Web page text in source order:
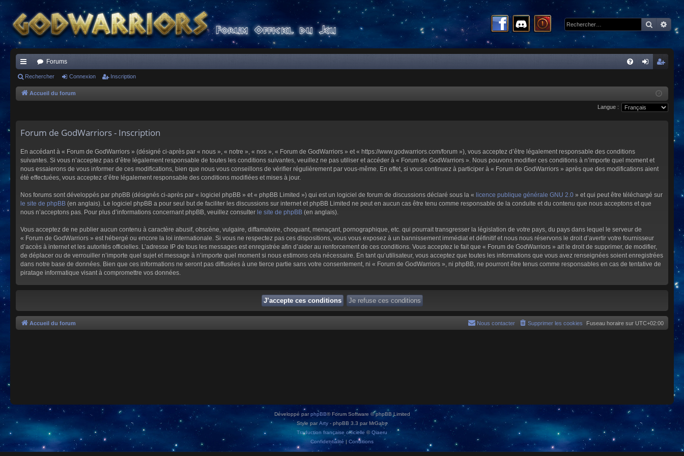
ac
co
s
Forums
xi
cri
pti
Rechercher Connexion Inscription
Accueil du forum
Langue :
Forum de GodWarriors - Inscription
En accédant à « Forum de GodWarriors » (désigné ci-après par « nous », « notre », « nos », « Forum de GodWarriors » et « https://www.godwarriors.com/forum »), vous acceptez d’être légalement responsable des conditions
suivantes. Si vous n’acceptez pas d’être légalement responsable de toutes les conditions suivantes, veuillez ne pas utiliser et accéder à « Forum de GodWarriors ». Nous pouvons modifier ces conditions à n’importe quel moment et
nous essaierons de vous informer de ces modifications, bien que nous vous conseillons de vérifier régulièrement par vous-même. En effet, si vous continuez à participer à « Forum de GodWarriors » après que des modifications aient
été effectuées, vous acceptez d’être légalement responsable des conditions modifiées et mises à jour.
Nos forums sont développés par phpBB (désignés ci-après par « logiciel phpBB » et « phpBB Limited ») qui est un logiciel de forum de discussions déclaré sous la « licence publique générale GNU 2.0 » et qui peut être téléchargé sur
le site de phpBB (en anglais). Le logiciel phpBB a pour seul but de faciliter les discussions sur internet et phpBB Limited ne peut en aucun cas être tenu comme responsable de la conduite et du contenu que nous acceptons et que
nous n’acceptons pas. Pour plus d’informations concernant phpBB, veuillez consulter le site de phpBB (en anglais).
Vous acceptez de ne publier aucun contenu à caractère abusif, obscène, vulgaire, diffamatoire, choquant, menaçant, pornographique, etc. qui pourrait transgresser la législation de votre pays, du pays dans lequel le serveur de
« Forum de GodWarriors » est hébergé ou encore la loi internationale. Si vous ne respectez pas ces dispositions, vous vous exposez à un bannissement immédiat et définitif et nous nous réservons le droit d’avertir votre fournisseur
d’accès à internet et les autorités officielles. L’adresse IP de tous les messages est enregistrée afin d’aider au renforcement de ces conditions. Vous acceptez le fait que « Forum de GodWarriors » ait le droit de supprimer, de modifier,
de déplacer ou de verrouiller n’importe quel sujet et message à n’importe quel moment si nous estimons cela nécessaire. En tant qu’utilisateur, vous acceptez que toutes les informations que vous avez renseignées soient enregistrées
dans notre base de données. Bien que ces informations ne seront pas diffusées à une tierce partie sans votre consentement, ni « Forum de GodWarriors », ni phpBB, ne pourront être tenus comme responsables en cas de tentative de
piratage informatique visant à compromettre vos données.
Accueil du forum Fuseau horaire sur UTC+02:00
Supprimer les cookies
Nous contacter
Développé parphpBB® Forum Software © phpBB Limited
Style par Arty - phpBB 3.3 par MrGaby
Traduction française officielle ©Qiaeru
Confidentialité | Conditions